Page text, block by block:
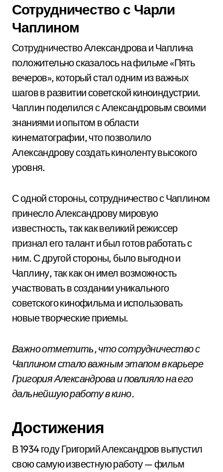
Сотрудничество с Чарли
Чаплином
Сотрудничество Александрова и Чаплина
положительно сказалось на фильме «Пять
вечеров», который стал одним из важных
шагов в развитии советской киноиндустрии.
Чаплин поделился с Александровым своими
знаниями и опытом в области
кинематографии, что позволило
Александрову создать киноленту высокого
уровня.
С одной стороны, сотрудничество с Чаплином
принесло Александрову мировую
известность, так как великий режиссер
признал его талант и был готов работать с
ним. С другой стороны, было выгодно и
Чаплину, так как он имел возможность
участвовать в создании уникального
советского кинофильма и использовать
новые творческие приемы.
Важно отметить, что сотрудничество с
Чаплином стало важным этапом в карьере
Григория Александрова и повлияло на его
дальнейшую работу в кино.
Достижения
В 1934 году Григорий Александров выпустил
свою самую известную работу — фильм